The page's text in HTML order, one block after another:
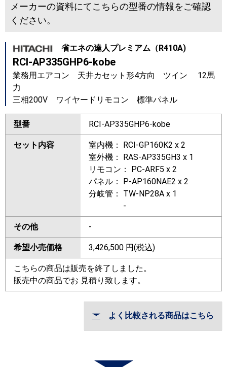
メーカーの資料にてこちらの型番の情報をご確認
ください。
省エネの達人プレミアム（R410A)
RCI-AP335GHP6-kobe
業務用エアコン 天井カセット形4方向 ツイン 12馬
力
三相200V ワイヤードリモコン 標準パネル
型番 RCI-AP335GHP6-kobe
セット内容
室内機： RCI-GP160K2 x 2
室外機： RAS-AP335GH3 x 1
リモコン： PC-ARF5 x 2
パネル： P-AP160NAE2 x 2
分岐管： TW-NP28A x 1
-
その他 -
希望小売価格 3,426,500 円(税込)
こちらの商品は販売を終了しました。
販売中の商品でお 見積り致します。
よく比較される商品はこちら